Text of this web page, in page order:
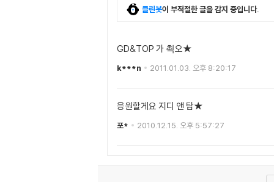
클린봇이 부적절한 글을 감지 중입니다.
GD&TOP 가 쵝오★
k***n 2011.01.03. 오후 8:20:17
응원할게요 지디 앤 탑★
포* 2010.12.15. 오후 5:57:27